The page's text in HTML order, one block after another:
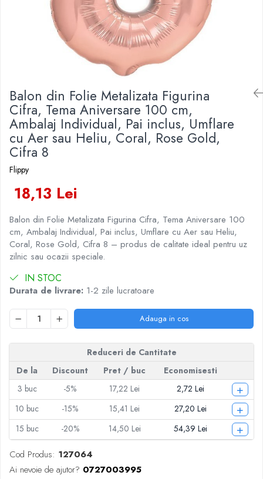
Veselă pentru Masă
Articole pentru Casa si Curatenie
Accesorii Ingrijire Casa
Lumanari
Maturi, Perii, Mopuri si Galeti
Perne Voiaj, Paturi si Textile
Produse Curatenie
Produse ingrijire incaltaminte
Radiatoare si Seminee electrice
Steaguri
Umidificatoare
Uscatoare si Standere Haine
Articole pentru Gradina si Bricolaj
Corpuri de iluminat
Articole si, Echipamente pentru
Transport şi Ridicat
Pelerine, Umbrele si Accesorii
Videoproiectoare
Baloane Latex
Baloane si Accesorii Absolvire
Baloane si Accesorii Halloween
Costume si Deghizare
Fete Masa si Perdele Franjurate
Lumanari si Toppere
Pompe Baloane
Seturi si Arcade Baloane
Tematica Nunta
Iluminat Festiv
Instalatii de Craciun
Kendama Rubber Grip V3 Cupe
Kendama Silken V3 King Size
Kendama Super Sticky V2 Cupe
Balon din Folie Metalizata Figurina
Cifra, Tema Aniversare 100 cm,
Ambalaj Individual, Pai inclus, Umflare
cu Aer sau Heliu, Coral, Rose Gold,
Cifra 8
Flippy
18,13 Lei
Balon din Folie Metalizata Figurina Cifra, Tema Aniversare 100
cm, Ambalaj Individual, Pai inclus, Umflare cu Aer sau Heliu,
Coral, Rose Gold, Cifra 8 – produs de calitate ideal pentru uz
zilnic sau ocazii speciale.
IN STOC
Durata de livrare: 1-2 zile lucratoare
Adauga in cos
Reduceri de Cantitate
De la
Discount Pret / buc
Economisesti
3 buc -5% 17,22 Lei 2,72 Lei +
10 buc -15% 15,41 Lei 27,20 Lei +
15 buc -20% 14,50 Lei 54,39 Lei +
Cod Produs: 127064
Ai nevoie de ajutor? 0727003995